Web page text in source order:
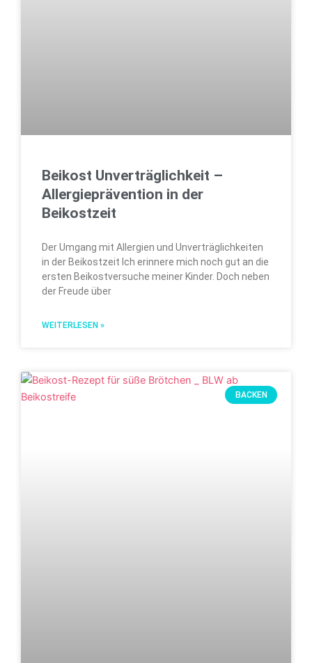
Beikost Unverträglichkeit –
Allergieprävention in der
Beikostzeit
Der Umgang mit Allergien und Unverträglichkeiten
in der Beikostzeit Ich erinnere mich noch gut an die
ersten Beikostversuche meiner Kinder. Doch neben
der Freude über
WEITERLESEN »
BACKEN